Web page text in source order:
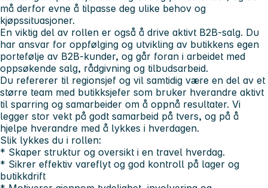
må derfor evne å tilpasse deg ulike behov og
kjøpssituasjoner.
En viktig del av rollen er også å drive aktivt B2B-salg. Du
har ansvar for oppfølging og utvikling av butikkens egen
portefølje av B2B-kunder, og går foran i arbeidet med
oppsøkende salg, rådgivning og tilbudsarbeid.
Du refererer til regionsjef og vil samtidig være en del av et
større team med butikksjefer som bruker hverandre aktivt
til sparring og samarbeider om å oppnå resultater. Vi
legger stor vekt på godt samarbeid på tvers, og på å
hjelpe hverandre med å lykkes i hverdagen.
Slik lykkes du i rollen:
* Skaper struktur og oversikt i en travel hverdag.
* Sikrer effektiv vareflyt og god kontroll på lager og
butikkdrift